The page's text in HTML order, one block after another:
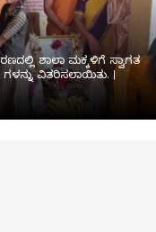
ಶಾಲಾ ಮಕ್ಕಳಿಗೆ ಸ್ವಾಗತ
ವಿತರಿಸಲಾಯಿತು. |